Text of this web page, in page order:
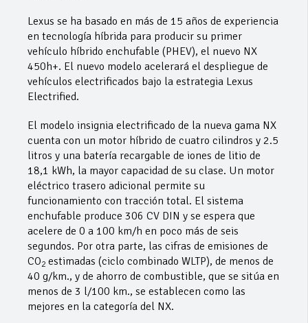
Lexus se ha basado en más de 15 años de experiencia
en tecnología híbrida para producir su primer
vehículo híbrido enchufable (PHEV), el nuevo NX
450h+. El nuevo modelo acelerará el despliegue de
vehículos electrificados bajo la estrategia Lexus
Electrified.
El modelo insignia electrificado de la nueva gama NX
cuenta con un motor híbrido de cuatro cilindros y 2.5
litros y una batería recargable de iones de litio de
18,1 kWh, la mayor capacidad de su clase. Un motor
eléctrico trasero adicional permite su
funcionamiento con tracción total. El sistema
enchufable produce 306 CV DIN y se espera que
acelere de 0 a 100 km/h en poco más de seis
segundos. Por otra parte, las cifras de emisiones de
CO2 estimadas (ciclo combinado WLTP), de menos de
40 g/km., y de ahorro de combustible, que se sitúa en
menos de 3 l/100 km., se establecen como las
mejores en la categoría del NX.